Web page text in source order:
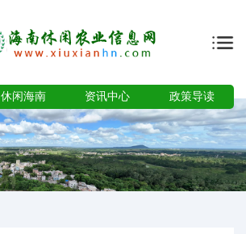
休闲海南 资讯中心 政策导读